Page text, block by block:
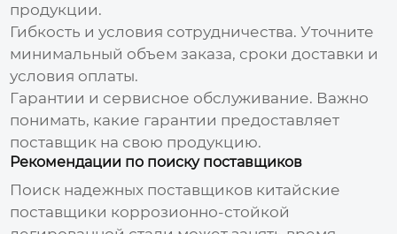
продукции.
Гибкость и условия сотрудничества. Уточните
минимальный объем заказа, сроки доставки и
условия оплаты.
Гарантии и сервисное обслуживание. Важно
понимать, какие гарантии предоставляет
поставщик на свою продукцию.
Рекомендации по поиску поставщиков
Поиск надежных поставщиков китайские
поставщики коррозионно-стойкой